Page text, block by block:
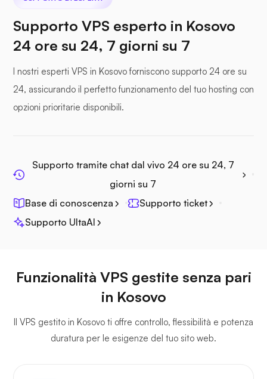
File marino
Fotoprisma
Plex
Supporto VPS esperto in Kosovo
24 ore su 24, 7 giorni su 7
I nostri esperti VPS in Kosovo forniscono supporto 24 ore su
24, assicurando il perfetto funzionamento del tuo hosting con
opzioni prioritarie disponibili.
Supporto tramite chat dal vivo 24 ore su 24, 7
giorni su 7
Base di conoscenza
Supporto ticket
Supporto UltaAI
Funzionalità VPS gestite senza pari
in Kosovo
Il VPS gestito in Kosovo ti offre controllo, flessibilità e potenza
duratura per le esigenze del tuo sito web.